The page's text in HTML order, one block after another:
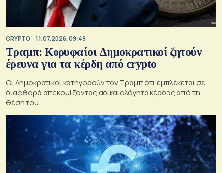
CRYPTO 11.07.2026, 09:49
Τραμπ: Κορυφαίοι Δημοκρατικοί ζητούν
έρευνα για τα κέρδη από crypto
Οι Δημοκρατικοί κατηγορούν τον Τραμπ ότι εμπλέκεται σε
διαφθορά αποκομίζοντας αδικαιολόγητα κέρδος από τη
θέση του.